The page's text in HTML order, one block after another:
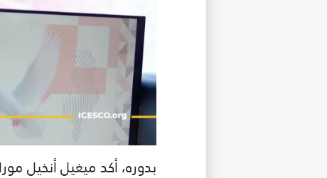
بدوره، أكد ميغيل أنخيل